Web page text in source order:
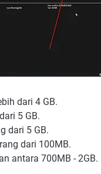
dari 4 GB.
5 GB.
dari 5 GB.
dari 100MB.
antara 700MB - 2GB.